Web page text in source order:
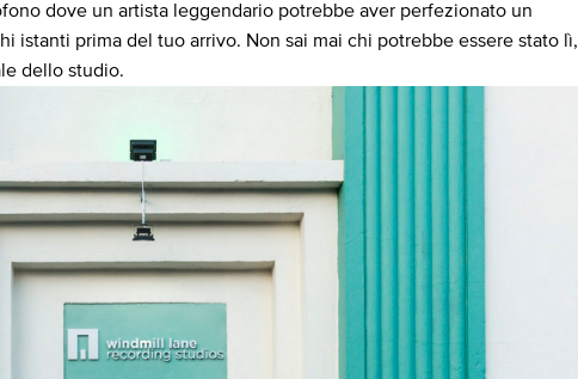
dove un artista leggendario potrebbe aver perfezionato un
istanti prima del tuo arrivo. Non sai mai chi potrebbe essere stato lì,
dello studio.